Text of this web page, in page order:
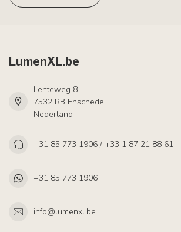
LumenXL.be
Lenteweg 8
7532 RB Enschede
Nederland
+31 85 773 1906 / +33 1 87 21 88 61
+31 85 773 1906
info@lumenxl.be